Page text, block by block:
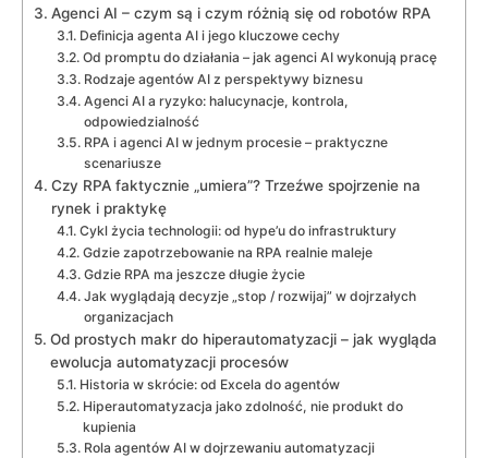
Agenci AI – czym są i czym różnią się od robotów RPA
Definicja agenta AI i jego kluczowe cechy
Od promptu do działania – jak agenci AI wykonują pracę
Rodzaje agentów AI z perspektywy biznesu
Agenci AI a ryzyko: halucynacje, kontrola,
odpowiedzialność
RPA i agenci AI w jednym procesie – praktyczne
scenariusze
Czy RPA faktycznie „umiera”? Trzeźwe spojrzenie na
rynek i praktykę
Cykl życia technologii: od hype’u do infrastruktury
Gdzie zapotrzebowanie na RPA realnie maleje
Gdzie RPA ma jeszcze długie życie
Jak wyglądają decyzje „stop / rozwijaj” w dojrzałych
organizacjach
Od prostych makr do hiperautomatyzacji – jak wygląda
ewolucja automatyzacji procesów
Historia w skrócie: od Excela do agentów
Hiperautomatyzacja jako zdolność, nie produkt do
kupienia
Rola agentów AI w dojrzewaniu automatyzacji